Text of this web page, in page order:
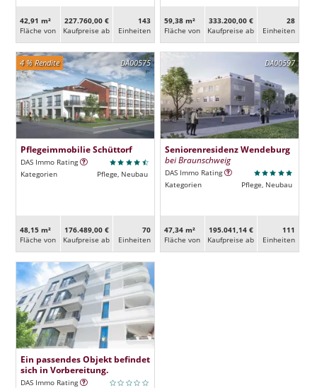
42,91 m²
Fläche von
227.760,00 €
Kaufpreise ab
143
Ein­heiten
59,38 m²
Fläche von
333.200,00 €
Kaufpreise ab
28
Ein­heiten
DA00575
4 % Rendite
Pflegeimmobilie Schüttorf
DAS Immo Rating
Kategorien
Pflege, Neubau
48,15 m²
Fläche von
176.489,00 €
Kaufpreise ab
70
Ein­heiten
DA00597
Seniorenresidenz Wendeburg
bei Braunschweig
DAS Immo Rating
Kategorien
Pflege, Neubau
47,34 m²
Fläche von
195.041,14 €
Kaufpreise ab
111
Ein­heiten
Ein passendes Objekt befindet
sich in Vorbereitung.
DAS Immo Rating